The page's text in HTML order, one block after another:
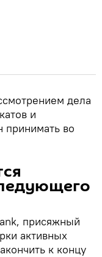
дела
и
принимать во
присяжный
активных
к концу